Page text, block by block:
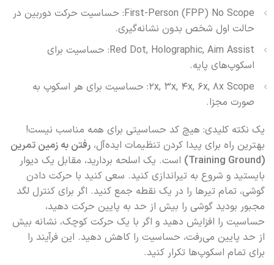
First-Person (FPP) No Scope: حساسیت حرکت دوربین در
حالت اول شخص بدون نشانه‌گیری.
Red Dot, Holographic, Aim Assist: حساسیت برای
اسکوپ‌های پایه.
2x, 3x, 4x, 6x, 8x Scope: حساسیت برای هر اسکوپ به
صورت مجزا.
یک نکته کلیدی: هیچ کد حساسیتی برای همه مناسب نیست!
بهترین راه برای پیدا کردن تنظیمات ایده‌آل، رفتن به زمین تمرین
(Training Ground)
است. یک اسلحه بردارید، مقابل یک دیوار
بایستید و شروع به تیراندازی کنید. سعی کنید با حرکت دادن
گوشی، تمام تیرها را در یک نقطه جمع کنید. اگر برای کنترل لگد
مجبور بودید گوشی را بیش از حد به پایین حرکت دهید،
حساسیت را افزایش دهید و اگر با یک حرکت کوچک، نشانه بیش
از حد پایین می‌رفت، حساسیت را کاهش دهید. این فرآیند را
برای تمام اسکوپ‌ها تکرار کنید.